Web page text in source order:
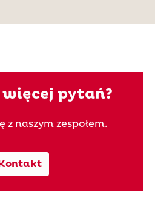
więcej pytań?
z naszym zespołem.